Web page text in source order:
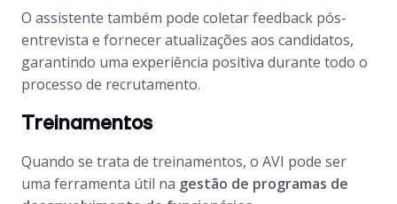
O assistente também pode coletarfeedback pós-
entrevista e fornecer atualizações aos candidatos,
garantindo uma experiência positiva durante todo o
processo de recrutamento.
Treinamentos
Quando se trata de treinamentos, o AVI pode ser
uma ferramenta útil na gestão de programas de